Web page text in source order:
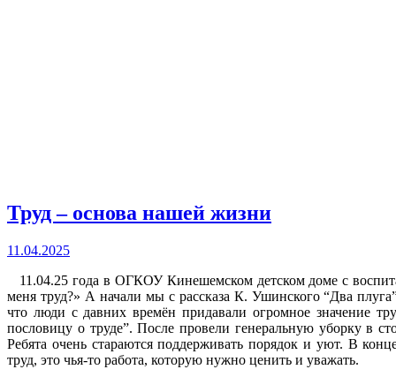
Труд – основа нашей жизни
11.04.2025
11.04.25 года в ОГКОУ Кинешемском детском доме с
меня труд?» А начали мы с рассказа К. Ушинского “Два
что люди с давних времён придавали огромное значение
пословицу о труде”. После провели генеральную уборку в
Ребята очень стараются поддерживать порядок и уют. В
труд, это чья-то работа, которую нужно ценить и уважать.